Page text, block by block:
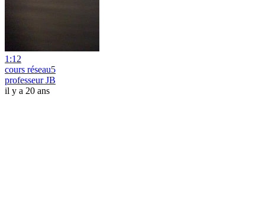
1:12
cours réseau5
professeur JB
il y a 20 ans